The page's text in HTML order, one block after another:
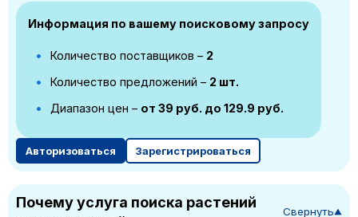
Информация по вашему поисковому запросу
Количество поставщиков – 2
Количество предложений – 2 шт.
Диапазон цен – от 39 руб. до 129.9 руб.
Авторизоваться Зарегистрироваться
Почему услуга поиска растений
Свернуть▼